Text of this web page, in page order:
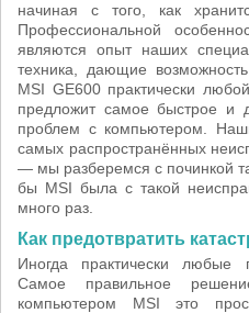
начиная с того, как
Профессиональной
являются опыт наших
техника, дающие
MSI GE600 практически
предложит самое быстрое и
проблем с компьютером.
самых распространённых
— мы разберемся с починкой
бы MSI была с такой
много раз.
Как предотвратить
Иногда практически любые
Самое правильное
компьютером MSI это